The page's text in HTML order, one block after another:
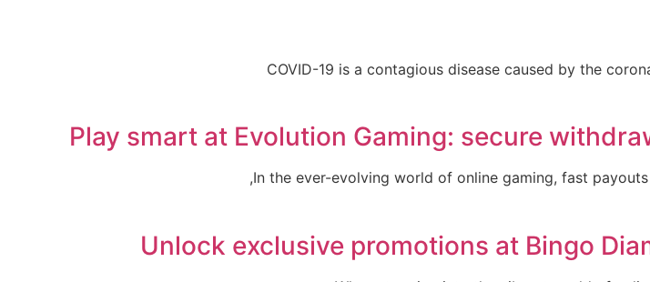
COVID-19 is a contagious disease caused by the
Play smart at Evolution Gaming: secure
In the ever-evolving world of online gaming, fast
Unlock exclusive promotions at Bingo